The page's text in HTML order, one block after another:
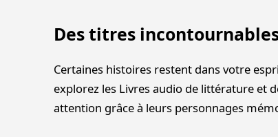
Des titres
Certaines histoires restent dans votre
explorez les Livres audio de littérature et
attention grâce à leurs personnages